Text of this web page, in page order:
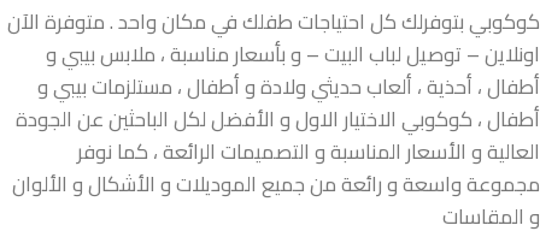
كوكوبي بتوفرلك كل احتياجات طفلك في مكان واحد . متوفرة الآن
اونلاين – توصيل لباب البيت – و بأسعار مناسبة ، ملابس بيبي و
أطفال ، أحذية ، ألعاب حديثي ولادة و أطفال ، مستلزمات بيبي و
أطفال ، كوكوبي الاختيار الاول و الأفضل لكل الباحثين عن الجودة
العالية و الأسعار المناسبة و التصميمات الرائعة ، كما نوفر
مجموعة واسعة و رائعة من جميع الموديلات و الأشكال و الألوان
و المقاسات